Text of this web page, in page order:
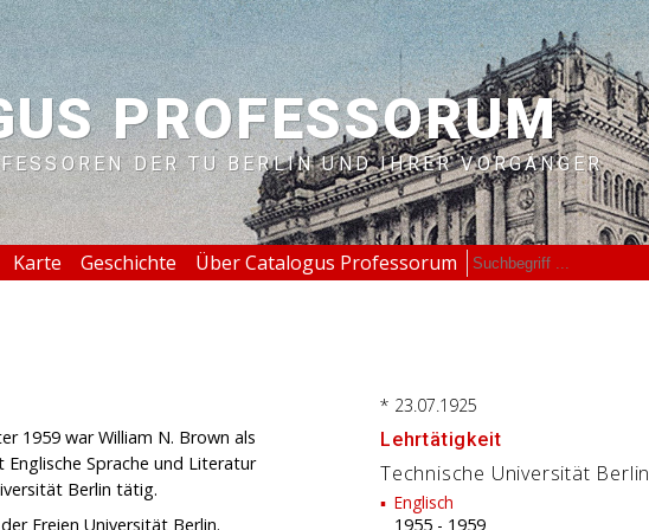
PROFESSORUM
DER TU BERLIN UND IHRER VORGÄNGER
Karte Geschichte Über Catalogus Professorum
1959 war William N. Brown als
Sprache und Literatur
Berlin tätig.
Freien Universität Berlin.
* 23.07.1925
Lehrtätigkeit
Technische Universität Berlin
Englisch
1955 - 1959